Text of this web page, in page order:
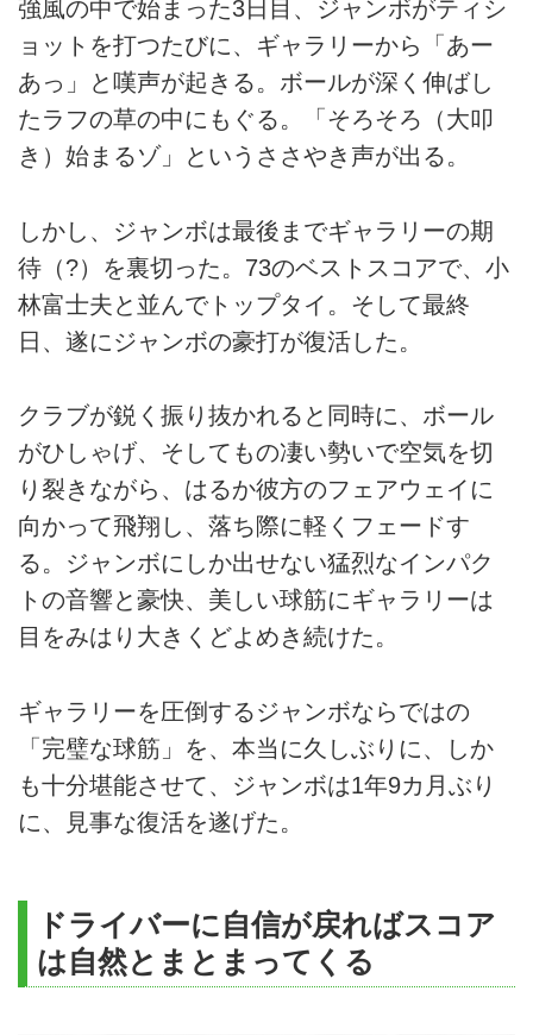
強風の中で始まった3日目、ジャンボがティシ
ョットを打つたびに、ギャラリーから「あー
あっ」と嘆声が起きる。ボールが深く伸ばし
たラフの草の中にもぐる。「そろそろ（大叩
き）始まるゾ」というささやき声が出る。
しかし、ジャンボは最後までギャラリーの期
待（?）を裏切った。73のベストスコアで、小
林富士夫と並んでトップタイ。そして最終
日、遂にジャンボの豪打が復活した。
クラブが鋭く振り抜かれると同時に、ボール
がひしゃげ、そしてもの凄い勢いで空気を切
り裂きながら、はるか彼方のフェアウェイに
向かって飛翔し、落ち際に軽くフェードす
る。ジャンボにしか出せない猛烈なインパク
トの音響と豪快、美しい球筋にギャラリーは
目をみはり大きくどよめき続けた。
ギャラリーを圧倒するジャンボならではの
「完璧な球筋」を、本当に久しぶりに、しか
も十分堪能させて、ジャンボは1年9カ月ぶり
に、見事な復活を遂げた。
ドライバーに自信が戻ればスコア
は自然とまとまってくる